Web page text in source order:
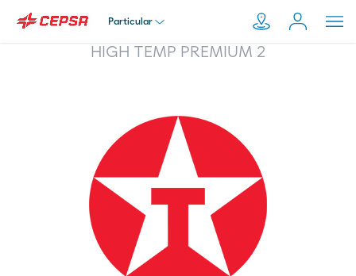
Particular
Empresa
Distribuidor
Transportador
HIGH TEMP PREMIUM 2